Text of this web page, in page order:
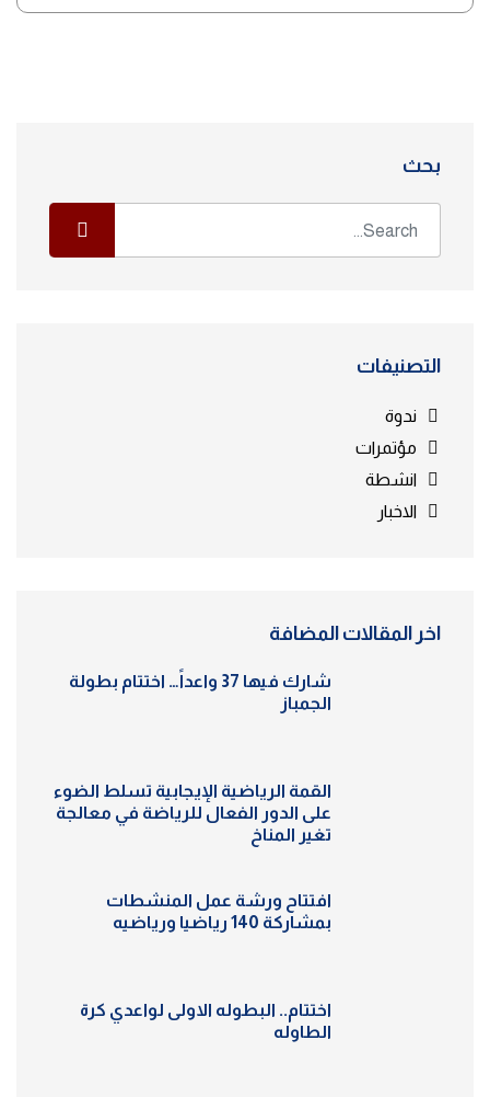
بحث
التصنيفات
ندوة
مؤتمرات
انشطة
الاخبار
اخر المقالات المضافة
شارك فيها 37 واعداً… اختتام بطولة
الجمباز
القمة الرياضية الإيجابية تسلط الضوء
على الدور الفعال للرياضة في معالجة
تغير المناخ
افتتاح ورشة عمل المنشطات
بمشاركة 140 رياضيا ورياضيه
اختتام.. البطوله الاولى لواعدي كرة
الطاوله